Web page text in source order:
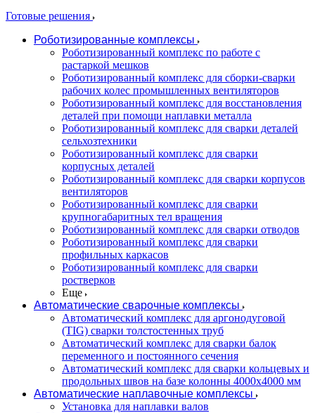
Готовые решения
Роботизированные комплексы
Роботизированный комплекс по работе с
растаркой мешков
Роботизированный комплекс для сборки-сварки
рабочих колес промышленных вентиляторов
Роботизированный комплекс для восстановления
деталей при помощи наплавки металла
Роботизированный комплекс для сварки деталей
сельхозтехники
Роботизированный комплекс для сварки
корпусных деталей
Роботизированный комплекс для сварки корпусов
вентиляторов
Роботизированный комплекс для сварки
крупногабаритных тел вращения
Роботизированный комплекс для сварки отводов
Роботизированный комплекс для сварки
профильных каркасов
Роботизированный комплекс для сварки
ростверков
Еще
Автоматические сварочные комплексы
Автоматический комплекс для аргонодуговой
(TIG) сварки толстостенных труб
Автоматический комплекс для сварки балок
переменного и постоянного сечения
Автоматический комплекс для сварки кольцевых и
продольных швов на базе колонны 4000x4000 мм
Автоматические наплавочные комплексы
Установка для наплавки валов